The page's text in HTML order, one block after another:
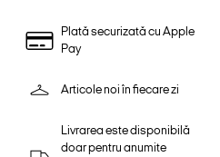
Plată securizată cu Apple
Pay
Articole noi în fiecare zi
Livrarea este disponibilă
doar pentru anumite